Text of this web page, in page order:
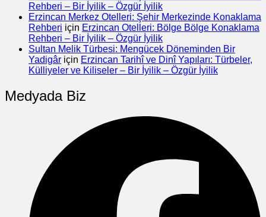
Rehberi – Bir İyilik – Özgür İyilik
Erzincan Merkez Otelleri: Şehir Merkezinde Konaklama
Rehberi için Erzincan Otelleri: Bölge Bölge Konaklama
Rehberi – Bir İyilik – Özgür İyilik
Sultan Melik Türbesi: Mengücek Döneminden Bir
Yadigâr için Erzincan Tarihî ve Dinî Yapıları: Türbeler,
Külliyeler ve Kiliseler – Bir İyilik – Özgür İyilik
Medyada Biz